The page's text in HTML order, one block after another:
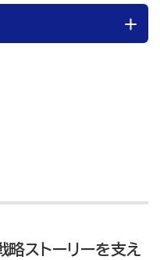
ストーリーを支え